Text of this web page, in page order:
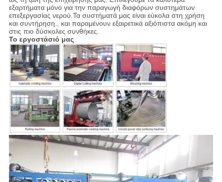
εξαρτήματα μόνο για την παραγωγή διαφόρων συστημάτων
επεξεργασίας νερού.Τα συστήματά μας είναι εύκολα στη χρήση
και συντήρηση., και παραμένουν εξαιρετικά αξιόπιστα ακόμη και
στις πιο δύσκολες συνθήκες.
Το εργοστάσιό μας